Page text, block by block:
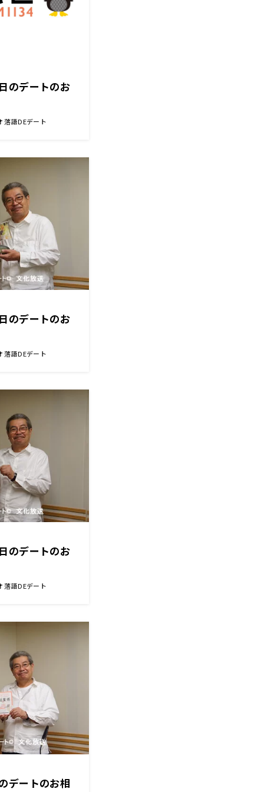
のデートのお
落語DEデート
のデートのお
落語DEデート
のデートのお
落語DEデート
デートのお相